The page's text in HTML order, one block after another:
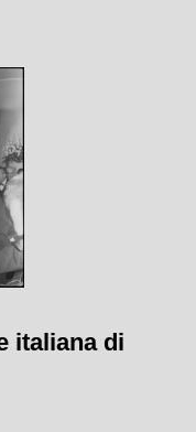
italiana di